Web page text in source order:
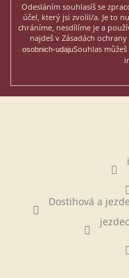
Odesláním souhlasíš se
účel, který jsi zvolil/a. Je to
chráníme, nesdílíme je a
najdeš v Zásadách
osobnich-udajuSouhlas
Dostihová a